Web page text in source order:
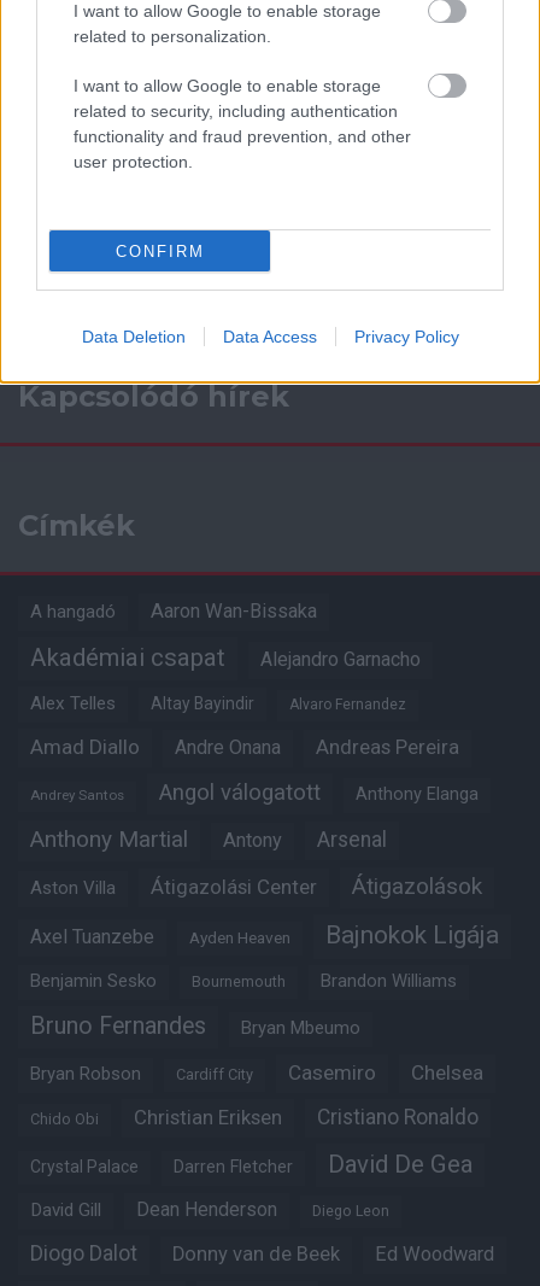
I want to allow Google to enable storage
related to personalization.
I want to allow Google to enable storage
related to security, including authentication
functionality and fraud prevention, and other
user protection.
CONFIRM
Data Deletion Data Access Privacy Policy
ELŐZŐ MÉRKŐZÉSEK
Támogatás
Kapcsolódó hírek
Címkék
A hangadó Aaron Wan-Bissaka
Akadémiai csapat Alejandro Garnacho
Alex Telles Altay Bayindir Alvaro Fernandez
Amad Diallo Andre Onana Andreas Pereira
Andrey Santos Angol válogatott Anthony Elanga
Anthony Martial Antony Arsenal
Aston Villa Átigazolási Center Átigazolások
Axel Tuanzebe Ayden Heaven Bajnokok Ligája
Benjamin Sesko Bournemouth Brandon Williams
Bruno Fernandes Bryan Mbeumo
Bryan Robson Cardiff City Casemiro Chelsea
Chido Obi Christian Eriksen Cristiano Ronaldo
Crystal Palace Darren Fletcher David De Gea
David Gill Dean Henderson Diego Leon
Diogo Dalot Donny van de Beek Ed Woodward